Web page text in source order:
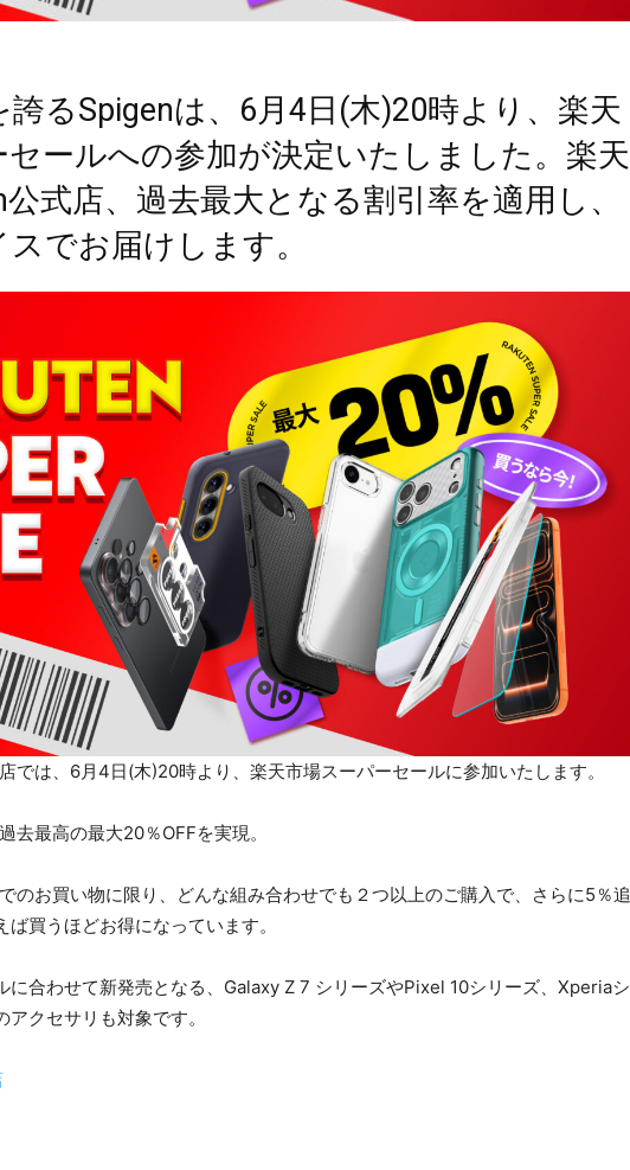
誇るSpigenは、6月4日(木)20時より、楽天
ールへの参加が決定いたしました。楽天
式店、過去最大となる割引率を適用し、
でお届けします。
では、6月4日(木)20時より、楽天市場スーパーセールに参加いたします。
去最高の最大20％OFFを実現。
のお買い物に限り、どんな組み合わせでも２つ以上のご購入で、さらに5％追
買うほどお得になっています。
に合わせて新発売となる、Galaxy Z 7 シリーズやPixel 10シリーズ、Xperiaシ
クセサリも対象です。